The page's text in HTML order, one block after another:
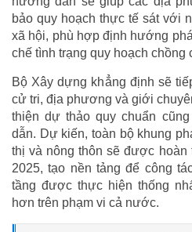
bảo quy hoạch thực tế sát với
xã hội, phù hợp định hướng
chế tình trạng quy hoạch chồng
Bộ Xây dựng khẳng định sẽ
cử tri, địa phương và giới
thiện dự thảo quy chuẩn
dẫn. Dự kiến, toàn bộ khung
thị và nông thôn sẽ được hoàn
2025, tạo nền tảng để công
tầng được thực hiện thống
hơn trên phạm vi cả nước.